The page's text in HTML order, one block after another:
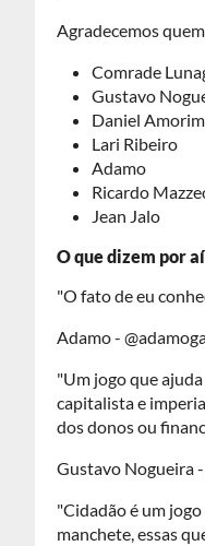
Agradecemos
Comrade
Gustavo
Daniel Amorim
Lari Ribeiro
Adamo
Ricardo
Jean Jalo
O que dizem por aí
"O fato de eu
Adamo -
"Um jogo que
capitalista e
dos donos ou
Gustavo Nogueira
"Cidadão é um
manchete, essas